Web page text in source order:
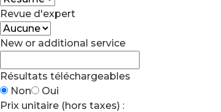
Revue d'expert
New or additional service
Résultats téléchargeables
Non
Oui
Prix unitaire (hors taxes) :